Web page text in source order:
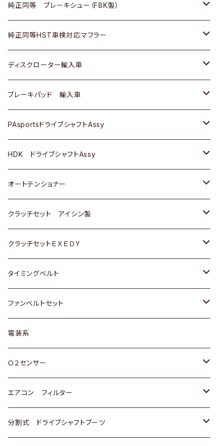
ＢＭＷ
三菱
スバル
マツダ
三菱
スバル
いすゞ
ダイハツ
マツダ
三菱
スバル
ＢＥＮＺ
日産
ダイハツ
マツダ
三菱
スバル
日産
いすゞ
ダイハツ
マツダ
三菱
スバル
ホンダ
スズキ
日産
ダイハツ
マツダ
三菱
スバル
トヨタ
ホンダ
スズキ
日産
ダイハツ
マツダ
三菱
スバル
純正同等 ブレーキシュー（FBK製）
ホンダ
スズキ
日産
ダイハツ
マツダ
三菱
スバル
純正同等HST車検対応マフラー
トヨタ
ホンダ
スズキ
日産
いすゞ
ダイハツ
マツダ
三菱
スバル
日野
ディスクローター輸入車
ＡＵＤＩ
ＢＥＮＺ
ＢＭＷ
GOLF
ＷＡＧＥＮ
アストロ（シボレー）
クライスラー
ブレーキパッド 輸入車
ＢＥＮＺ
ＢＭＷ
ＷＡＧＥＮ
ＶＯＬＶＯ
PAsportsドライブシャフトAssy
トヨタ
ホンダ
スズキ
日産
ダイハツ
マツダ
三菱
スバル
HDK ドライブシャフトAssy
スズキ
ダイハツ
日産
ホンダ
マツダ
オートテンショナー
トヨタ
クラッチセット アイシン製
ホンダ
スズキ
ダイハツ
マツダ
三菱
スバル
クラッチセットＥＸＥＤＹ
ホンダ
スズキ
日産
ダイハツ
マツダ
三菱
タイミングベルト
トヨタ
スズキ
ダイハツ
三菱
スバル
ファンベルトセット
トヨタ
ホンダ
スズキ
日産
電装系
Ｏ２センサー
トヨタ
ホンダ
エアコン フィルター
トヨタ
分割式 ドライブシャフトブーツ